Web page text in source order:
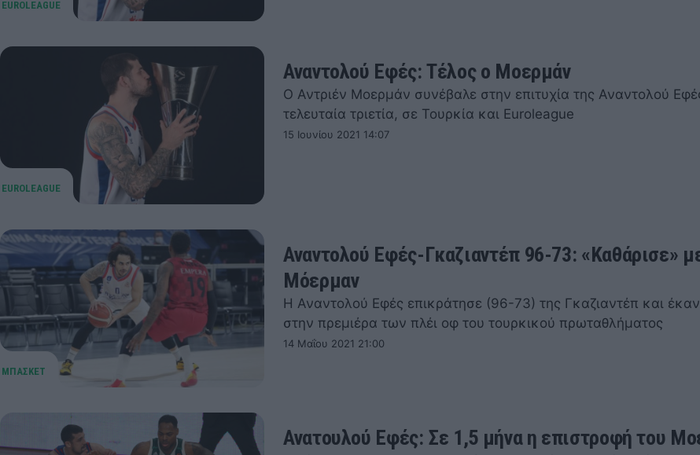
Αναντολού Εφές: Τέλος ο Μοερμάν
Ο Αντριέν Μοερμάν συνέβαλε στην επιτυχία της Αναντολού
τελευταία τριετία, σε Τουρκία και Euroleague
15 Ιουνίου 2021 14:07
Αναντολού Εφές-Γκαζιαντέπ 96-73: «Καθάρισε»
Μόερμαν
Η Αναντολού Εφές επικράτησε (96-73) της Γκαζιαντέπ και
στην πρεμιέρα των πλέι οφ του τουρκικού πρωταθλήματος
14 Μαΐου 2021 21:00
Ανατουλού Εφές: Σε 1,5 μήνα η επιστροφή του